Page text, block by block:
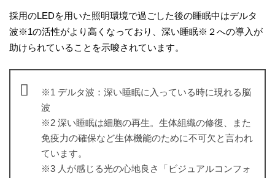
採用のLEDを用いた照明環境で過ごした後の睡眠中はデルタ
波※1の活性がより高くなっており、深い睡眠※２への導入が
助けられていることを示唆されています。
※1 デルタ波：深い睡眠に入っている時に現れる脳
波
※2 深い睡眠は細胞の再生。生体組織の修復、また
免疫力の確保など生体機能のために不可欠と言われ
ています。
※3 人が感じる光の心地良さ「ビジュアルコンフォ